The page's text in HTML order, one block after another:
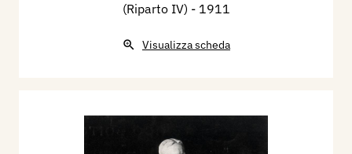
(Riparto IV) - 1911
Visualizza scheda